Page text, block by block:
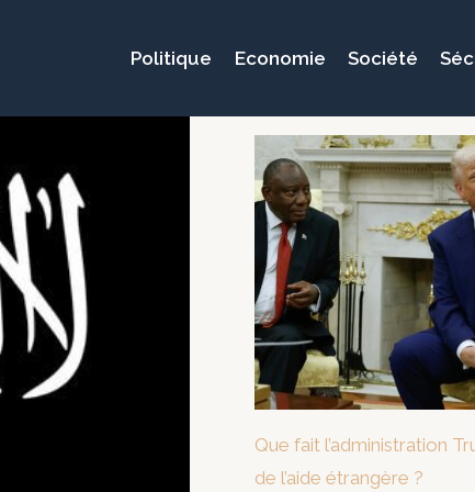
Politique Economie Société
Que fait l’administration
de l’aide étrangère ?